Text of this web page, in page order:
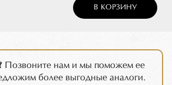
В КОРЗИНУ
Позвоните нам и мы поможем ее
более выгодные аналоги.